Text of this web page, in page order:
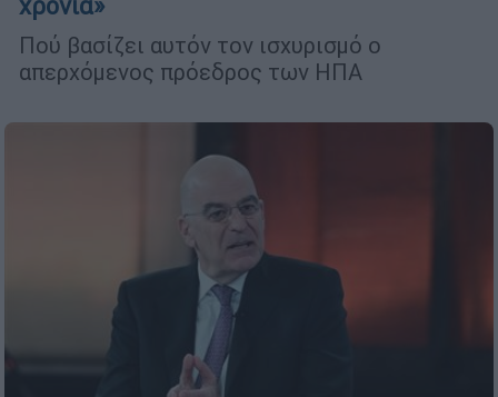
χρόνια»
Πού βασίζει αυτόν τον ισχυρισμό ο
απερχόμενος πρόεδρος των ΗΠΑ